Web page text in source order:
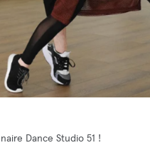
Dance Studio 51 !